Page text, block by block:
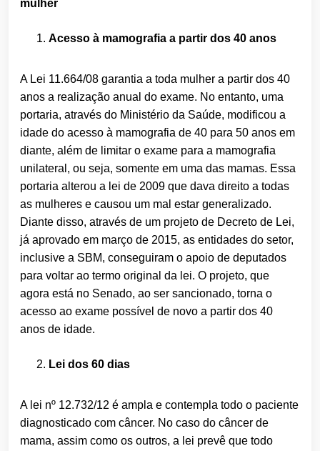
mulher
Acesso à mamografia a partir dos 40 anos
A Lei 11.664/08 garantia a toda mulher a partir dos 40
anos a realização anual do exame. No entanto, uma
portaria, através do Ministério da Saúde, modificou a
idade do acesso à mamografia de 40 para 50 anos em
diante, além de limitar o exame para a mamografia
unilateral, ou seja, somente em uma das mamas. Essa
portaria alterou a lei de 2009 que dava direito a todas
as mulheres e causou um mal estar generalizado.
Diante disso, através de um projeto de Decreto de Lei,
já aprovado em março de 2015, as entidades do setor,
inclusive a SBM, conseguiram o apoio de deputados
para voltar ao termo original da lei. O projeto, que
agora está no Senado, ao ser sancionado, torna o
acesso ao exame possível de novo a partir dos 40
anos de idade.
Lei dos 60 dias
A lei nº 12.732/12 é ampla e contempla todo o paciente
diagnosticado com câncer. No caso do câncer de
mama, assim como os outros, a lei prevê que todo